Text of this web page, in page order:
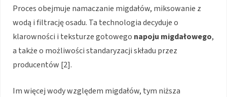
Proces obejmuje namaczanie migdałów, miksowanie z
wodą i filtrację osadu. Ta technologia decyduje o
klarowności i teksturze gotowego napoju migdałowego,
a także o możliwości standaryzacji składu przez
producentów [2].
Im więcej wody względem migdałów, tym niższa